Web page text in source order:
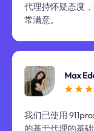
代理持怀疑态度
常满意。
Max
我们已使用
的基于代理的基